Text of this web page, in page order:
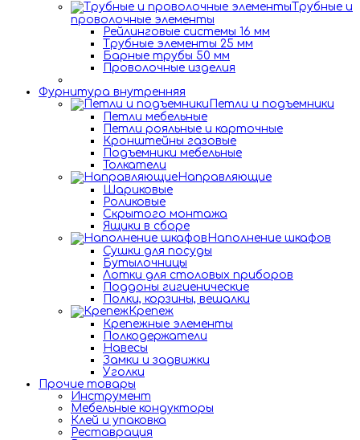
Трубные и
проволочные элементы
Рейлинговые системы 16 мм
Трубные элементы 25 мм
Барные трубы 50 мм
Проволочные изделия
Фурнитура внутренняя
Петли и подъемники
Петли мебельные
Петли рояльные и карточные
Кронштейны газовые
Подъемники мебельные
Толкатели
Направляющие
Шариковые
Роликовые
Скрытого монтажа
Ящики в сборе
Наполнение шкафов
Сушки для посуды
Бутылочницы
Лотки для столовых приборов
Поддоны гигиенические
Полки, корзины, вешалки
Крепеж
Крепежные элементы
Полкодержатели
Навесы
Замки и задвижки
Уголки
Прочие товары
Инструмент
Мебельные кондукторы
Клей и упаковка
Реставрация